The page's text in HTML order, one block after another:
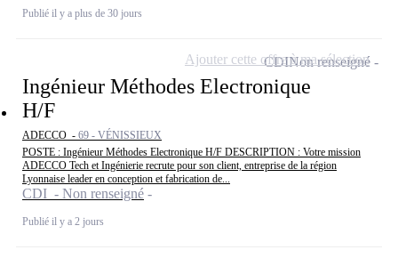
Publié il y a plus de 30 jours
Ingénieur Méthodes Electronique
H/F
ADECCO - 69 - VÉNISSIEUX
POSTE : Ingénieur Méthodes Electronique H/F DESCRIPTION : Votre mission
ADECCO Tech et Ingénierie recrute pour son client, entreprise de la région
Lyonnaise leader en conception et fabrication de...
CDI - Non renseigné
Publié il y a 2 jours
CDINon renseigné
Ajouter cette offre à ma sélection